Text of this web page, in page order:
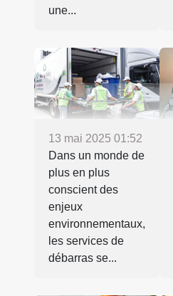
une...
13 mai 2025 01:52
Dans un monde de
plus en plus
conscient des
enjeux
environnementaux,
les services de
débarras se...